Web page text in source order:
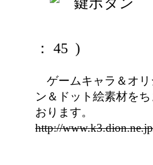
： 45 )
ゲームキャラ＆オ
ン＆ドット絵素材を
おります。
http://